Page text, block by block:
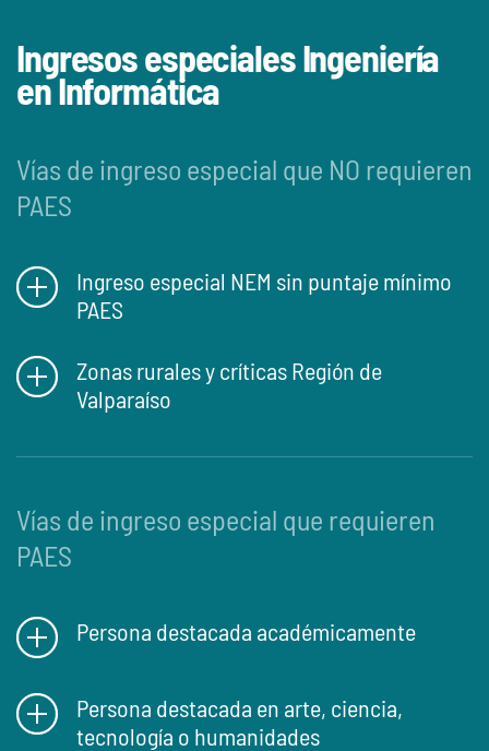
Ingresos especiales Ingeniería
en Informática
Vías de ingreso especial que NO requieren
PAES
Ingreso especial NEM sin puntaje mínimo
PAES
Zonas rurales y críticas Región de
Valparaíso
Vías de ingreso especial que requieren
PAES
Persona destacada académicamente
Persona destacada en arte, ciencia,
tecnología o humanidades